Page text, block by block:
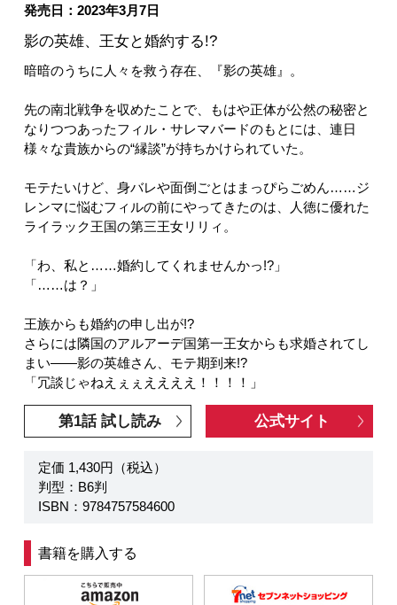
発売日：2023年3月7日
影の英雄、王女と婚約する!?
暗暗のうちに人々を救う存在、『影の英雄』。
先の南北戦争を収めたことで、もはや正体が公然の秘密と
なりつつあったフィル・サレマバードのもとには、連日
様々な貴族からの“縁談”が持ちかけられていた。
モテたいけど、身バレや面倒ごとはまっぴらごめん……ジ
レンマに悩むフィルの前にやってきたのは、人徳に優れた
ライラック王国の第三王女リリィ。
「わ、私と……婚約してくれませんかっ!?」
「……は？」
王族からも婚約の申し出が!?
さらには隣国のアルアーデ国第一王女からも求婚されてし
まい――影の英雄さん、モテ期到来!?
「冗談じゃねえぇぇええええ！！！！」
第1話 試し読み 公式サイト
定価 1,430円（税込）
判型：B6判
ISBN：9784757584600
書籍を購入する